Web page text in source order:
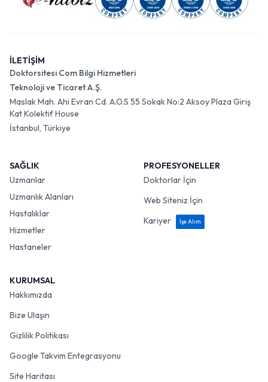
İLETİŞİM
Doktorsitesi Com Bilgi Hizmetleri
Teknoloji ve Ticaret A.Ş.
Maslak Mah. Ahi Evran Cd. A.O.S 55 Sokak No:2 Aksoy Plaza Giriş
Kat Kolektif House
İstanbul, Türkiye
SAĞLIK
Uzmanlar
Uzmanlık Alanları
Hastalıklar
Hizmetler
Hastaneler
PROFESYONELLER
Doktorlar İçin
Web Siteniz İçin
Kariyer
İşe Alım
KURUMSAL
Hakkımızda
Bize Ulaşın
Gizlilik Politikası
Google Takvim Entegrasyonu
Site Haritası